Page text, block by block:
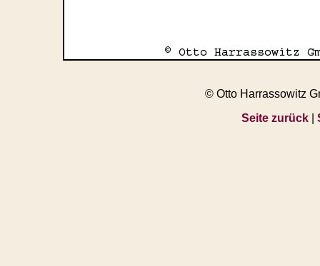
© Otto Harrassowitz
Seite zurück|